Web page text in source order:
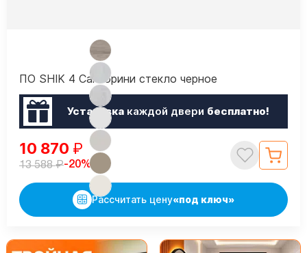
ПО SHIK 4 Санторини стекло черное
Установкакаждой двери бесплатно!
10 870 ₽
13 588₽-20%
Рассчитать цену«под ключ»